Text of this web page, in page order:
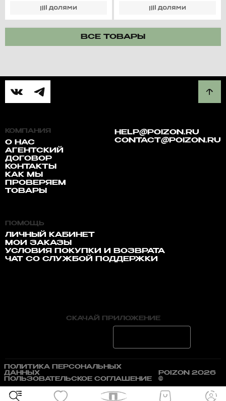
FRESH SPRING SWEET
ВСЕ ТОВАРЫ
КОМПАНИЯ
О НАС
АГЕНТСКИЙ
ДОГОВОР
КОНТАКТЫ
КАК МЫ
ПРОВЕРЯЕМ
ТОВАРЫ
HELP@POIZON.RU
CONTACT@POIZON.RU
ПОМОЩЬ
ЛИЧНЫЙ КАБИНЕТ
МОИ ЗАКАЗЫ
УСЛОВИЯ ПОКУПКИ И ВОЗВРАТА
ЧАТ СО СЛУЖБОЙ ПОДДЕРЖКИ
СКАЧАЙ ПРИЛОЖЕНИЕ
ПОЛИТИКА ПЕРСОНАЛЬНЫХ
ДАННЫХ
ПОЛЬЗОВАТЕЛЬСКОЕ СОГЛАШЕНИЕ
POIZON 2026
©